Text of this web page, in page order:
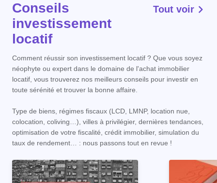
Conseils
investissement
locatif
Tout voir
Comment réussir son investissement locatif ? Que vous soyez
néophyte ou expert dans le domaine de l'achat immobilier
locatif, vous trouverez nos meilleurs conseils pour investir en
toute sérénité et trouver la bonne affaire.
Type de biens, régimes fiscaux (LCD, LMNP, location nue,
colocation, coliving…), villes à privilégier, dernières tendances,
optimisation de votre fiscalité, crédit immobilier, simulation du
taux de rendement… : nous passons tout en revue !